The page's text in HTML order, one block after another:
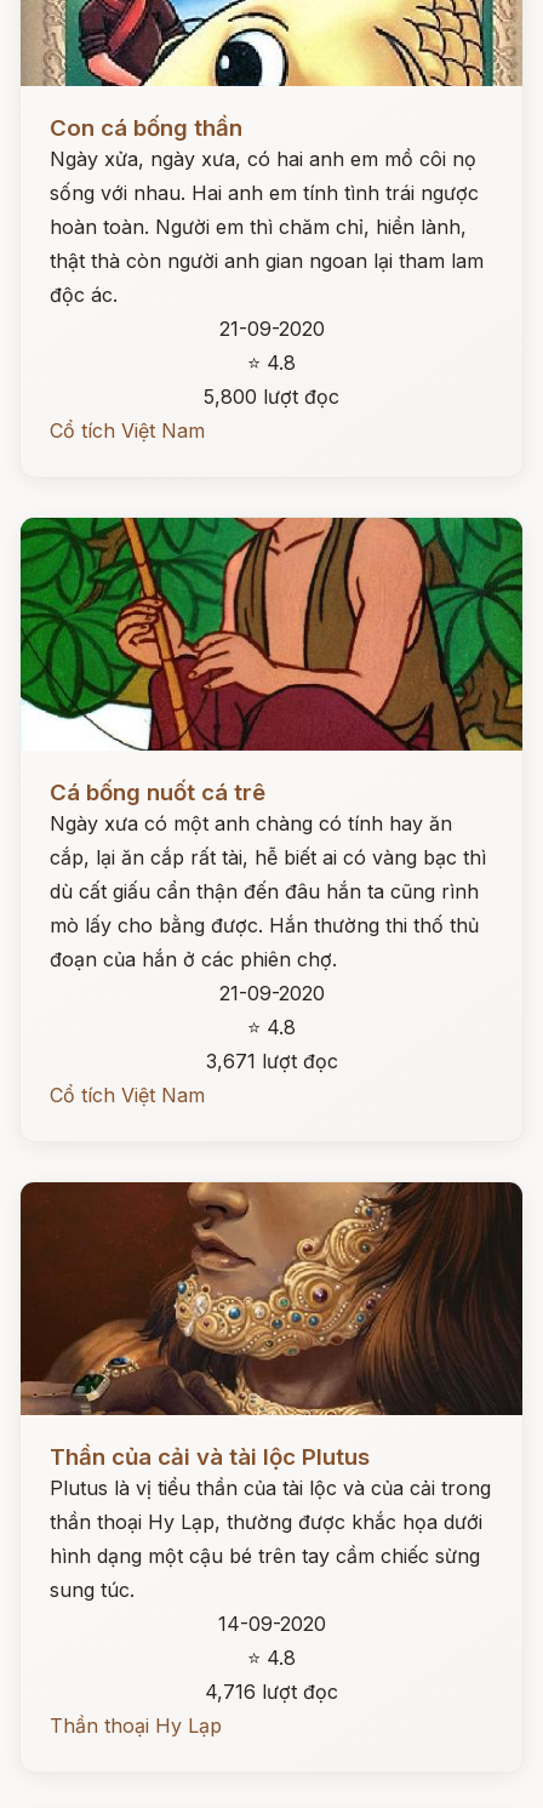
Con cá bống thần
Ngày xửa, ngày xưa, có hai anh em mồ côi nọ
sống với nhau. Hai anh em tính tình trái ngược
hoàn toàn. Người em thì chăm chỉ, hiền lành,
thật thà còn người anh gian ngoan lại tham lam
độc ác.
21-09-2020
⭐ 4.8
5,800 lượt đọc
Cổ tích Việt Nam
Đọc ngay
Cá bống nuốt cá trê
Ngày xưa có một anh chàng có tính hay ăn
cắp, lại ăn cắp rất tài, hễ biết ai có vàng bạc thì
dù cất giấu cẩn thận đến đâu hắn ta cũng rình
mò lấy cho bằng được. Hắn thường thi thố thủ
đoạn của hắn ở các phiên chợ.
21-09-2020
⭐ 4.8
3,671 lượt đọc
Cổ tích Việt Nam
Đọc ngay
Thần của cải và tài lộc Plutus
Plutus là vị tiểu thần của tài lộc và của cải trong
thần thoại Hy Lạp, thường được khắc họa dưới
hình dạng một cậu bé trên tay cầm chiếc sừng
sung túc.
14-09-2020
⭐ 4.8
4,716 lượt đọc
Thần thoại Hy Lạp